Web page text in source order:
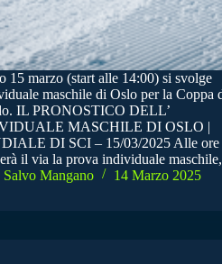
15 marzo (start alle 14:00) si svolge
maschile di Oslo per la Coppa
IL PRONOSTICO DELL’
MASCHILE DI OSLO |
DI SCI – 15/03/2025 Alle ore
il via la prova individuale
Salvo Mangano
14 Marzo 2025